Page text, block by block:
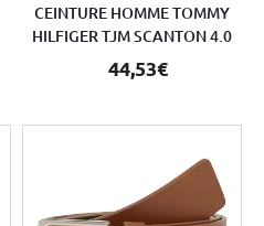
CEINTURE HOMME TOMMY
HILFIGER TJM SCANTON 4.0
44,53€